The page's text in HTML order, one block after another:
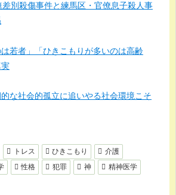
別殺傷事件と練馬区・官僚息子殺人事
は若者」「ひきこもりが多いのは高齢
的な社会的孤立に追いやる社会環境こそ
トレス ひきこもり
介護
性格 犯罪 神
精神医学